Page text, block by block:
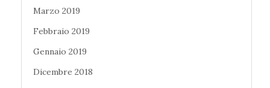
Marzo 2019
Febbraio 2019
Gennaio 2019
Dicembre 2018